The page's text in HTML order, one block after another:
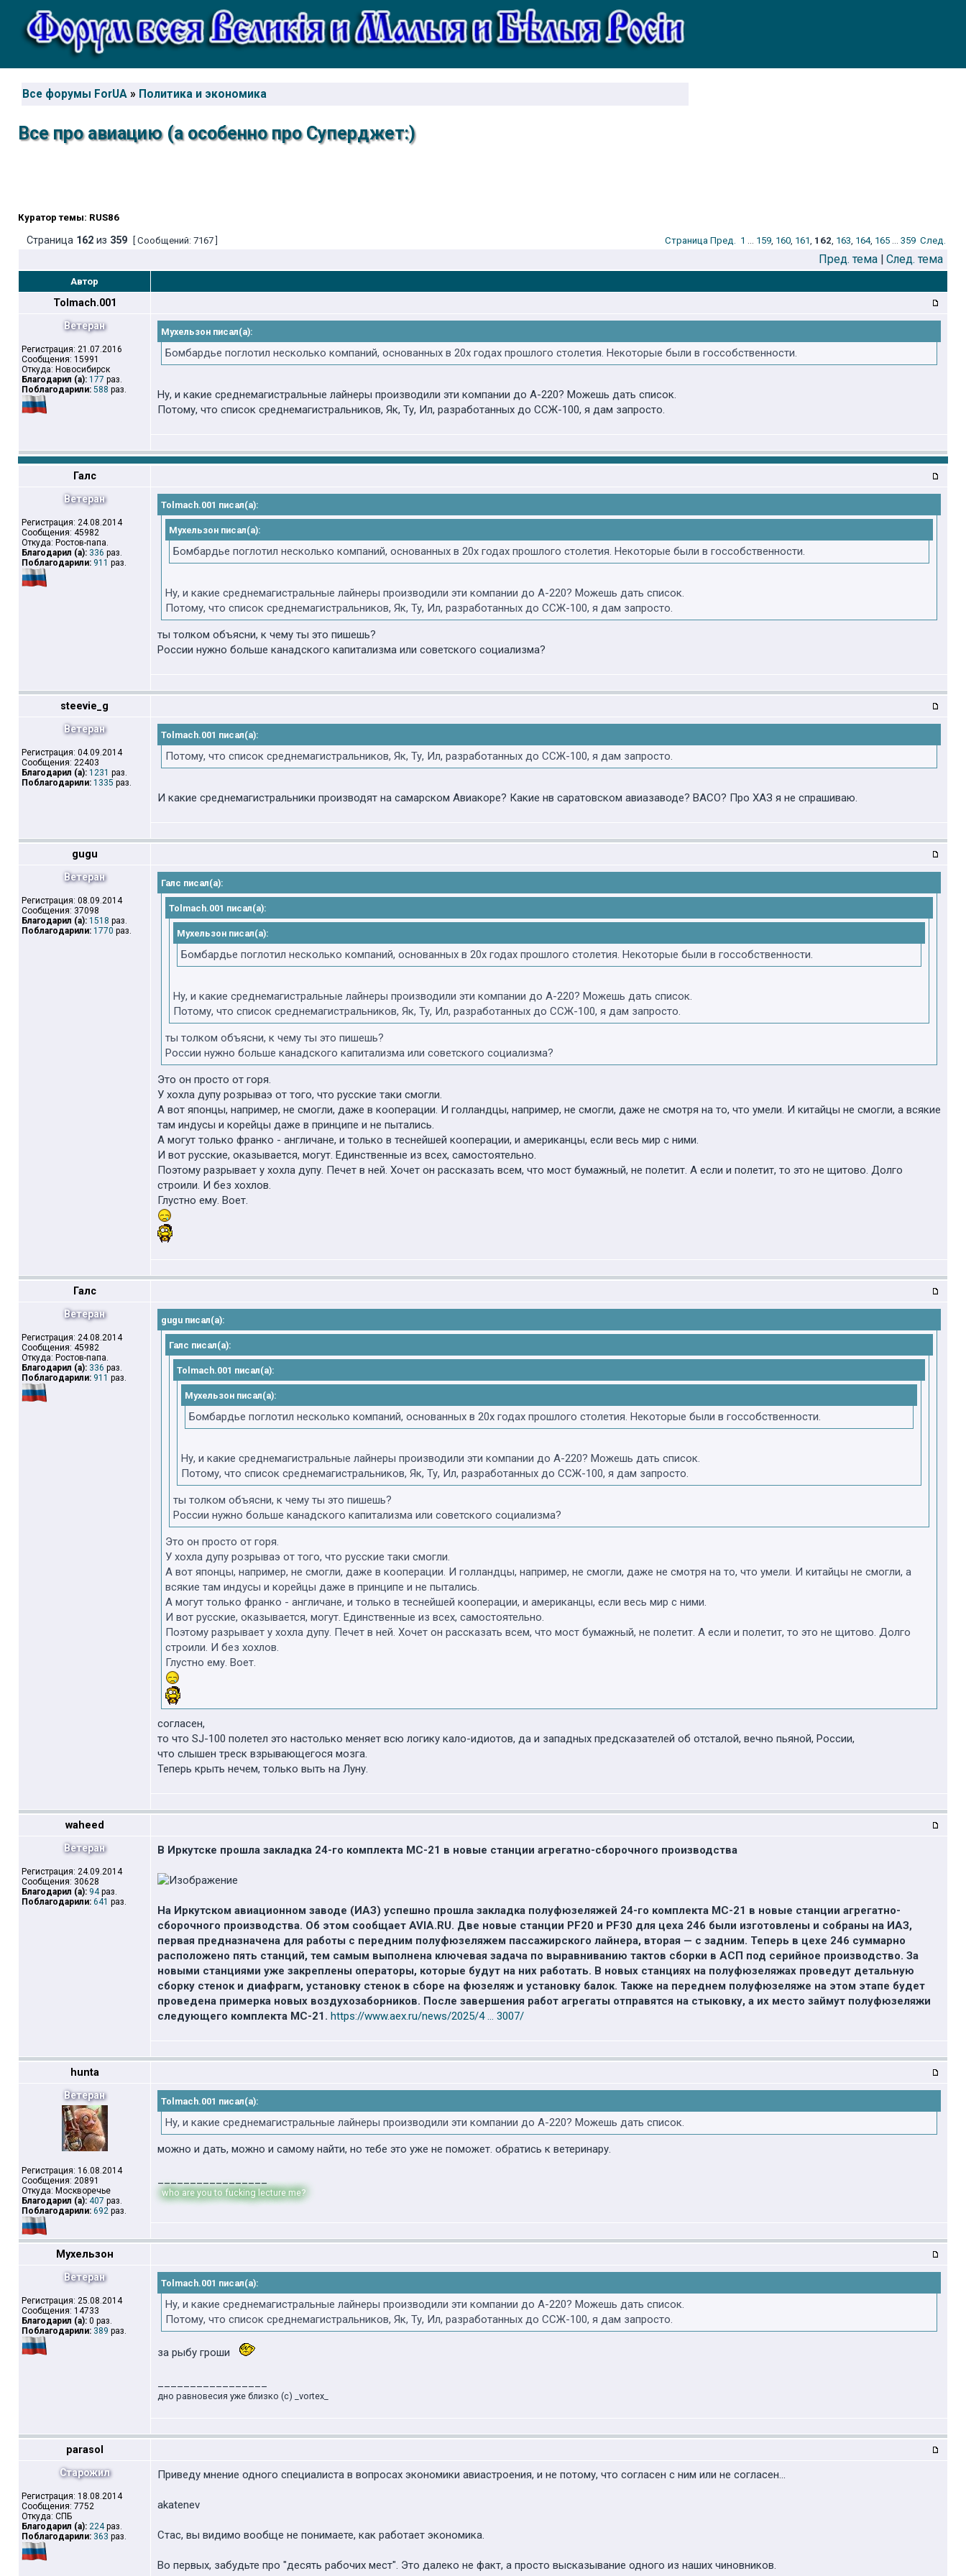
Все форумы ForUA » Политика и экономика
Все про авиацию (а особенно про Суперджет:)
Куратор темы: RUS86
Страница 162 из 359 [ Сообщений: 7167 ] Стрaница Пред. 1 ... 159, 160, 161, 162, 163, 164, 165 ... 359 След.
Пред. тема | След. тема
Автор
Tolmach.001
Ветеран
Регистрация: 21.07.2016
Сообщения: 15991
Откуда: Новосибирск
Благодарил (а): 177 раз.
Поблагодарили: 588 раз.
Мухельзон писал(а):
Бомбардье поглотил несколько компаний, основанных в 20х годах прошлого столетия. Некоторые были в госсобственности.
Ну, и какие среднемагистральные лайнеры производили эти компании до А-220? Можешь дать список.
Потому, что список среднемагистральников, Як, Ту, Ил, разработанных до ССЖ-100, я дам запросто.
Галс
Ветеран
Регистрация: 24.08.2014
Сообщения: 45982
Откуда: Ростов-папа.
Благодарил (а): 336 раз.
Поблагодарили: 911 раз.
Tolmach.001 писал(а):
Мухельзон писал(а):
Бомбардье поглотил несколько компаний, основанных в 20х годах прошлого столетия. Некоторые были в госсобственности.
Ну, и какие среднемагистральные лайнеры производили эти компании до А-220? Можешь дать список.
Потому, что список среднемагистральников, Як, Ту, Ил, разработанных до ССЖ-100, я дам запросто.
ты толком объясни, к чему ты это пишешь?
России нужно больше канадского капитализма или советского социализма?
steevie_g
Ветеран
Регистрация: 04.09.2014
Сообщения: 22403
Благодарил (а): 1231 раз.
Поблагодарили: 1335 раз.
Tolmach.001 писал(а):
Потому, что список среднемагистральников, Як, Ту, Ил, разработанных до ССЖ-100, я дам запросто.
И какие среднемагистральники производят на самарском Авиакоре? Какие нв саратовском авиазаводе? ВАСО? Про ХАЗ я не спрашиваю.
gugu
Ветеран
Регистрация: 08.09.2014
Сообщения: 37098
Благодарил (а): 1518 раз.
Поблагодарили: 1770 раз.
Галс писал(а):
Tolmach.001 писал(а):
Мухельзон писал(а):
Бомбардье поглотил несколько компаний, основанных в 20х годах прошлого столетия. Некоторые были в госсобственности.
Ну, и какие среднемагистральные лайнеры производили эти компании до А-220? Можешь дать список.
Потому, что список среднемагистральников, Як, Ту, Ил, разработанных до ССЖ-100, я дам запросто.
ты толком объясни, к чему ты это пишешь?
России нужно больше канадского капитализма или советского социализма?
Это он просто от горя.
У хохла дупу розрываэ от того, что русские таки смогли.
А вот японцы, например, не смогли, даже в кооперации. И голландцы, например, не смогли, даже не смотря на то, что умели. И китайцы не смогли, а всякие
там индусы и корейцы даже в принципе и не пытались.
А могут только франко - англичане, и только в теснейшей кооперации, и американцы, если весь мир с ними.
И вот русские, оказывается, могут. Единственные из всех, самостоятельно.
Поэтому разрывает у хохла дупу. Печет в ней. Хочет он рассказать всем, что мост бумажный, не полетит. А если и полетит, то это не щитово. Долго
строили. И без хохлов.
Глустно ему. Воет.
Галс
Ветеран
Регистрация: 24.08.2014
Сообщения: 45982
Откуда: Ростов-папа.
Благодарил (а): 336 раз.
Поблагодарили: 911 раз.
gugu писал(а):
Галс писал(а):
Tolmach.001 писал(а):
Мухельзон писал(а):
Бомбардье поглотил несколько компаний, основанных в 20х годах прошлого столетия. Некоторые были в госсобственности.
Ну, и какие среднемагистральные лайнеры производили эти компании до А-220? Можешь дать список.
Потому, что список среднемагистральников, Як, Ту, Ил, разработанных до ССЖ-100, я дам запросто.
ты толком объясни, к чему ты это пишешь?
России нужно больше канадского капитализма или советского социализма?
Это он просто от горя.
У хохла дупу розрываэ от того, что русские таки смогли.
А вот японцы, например, не смогли, даже в кооперации. И голландцы, например, не смогли, даже не смотря на то, что умели. И китайцы не смогли, а
всякие там индусы и корейцы даже в принципе и не пытались.
А могут только франко - англичане, и только в теснейшей кооперации, и американцы, если весь мир с ними.
И вот русские, оказывается, могут. Единственные из всех, самостоятельно.
Поэтому разрывает у хохла дупу. Печет в ней. Хочет он рассказать всем, что мост бумажный, не полетит. А если и полетит, то это не щитово. Долго
строили. И без хохлов.
Глустно ему. Воет.
согласен,
то что SJ-100 полетел это настолько меняет всю логику кало-идиотов, да и западных предсказателей об отсталой, вечно пьяной, России,
что слышен треск взрывающегося мозга.
Теперь крыть нечем, только выть на Луну.
waheed
Ветеран
Регистрация: 24.09.2014
Сообщения: 30628
Благодарил (а): 94раз.
Поблагодарили: 641 раз.
В Иркутске прошла закладка 24-го комплекта МС-21 в новые станции агрегатно-сборочного производства
На Иркутском авиационном заводе (ИАЗ) успешно прошла закладка полуфюзеляжей 24-го комплекта МС-21 в новые станции агрегатно-
сборочного производства. Об этом сообщает AVIA.RU. Две новые станции PF20 и PF30 для цеха 246 были изготовлены и собраны на ИАЗ,
первая предназначена для работы с передним полуфюзеляжем пассажирского лайнера, вторая — с задним. Теперь в цехе 246 суммарно
расположено пять станций, тем самым выполнена ключевая задача по выравниванию тактов сборки в АСП под серийное производство. За
новыми станциями уже закреплены операторы, которые будут на них работать. В новых станциях на полуфюзеляжах проведут детальную
сборку стенок и диафрагм, установку стенок в сборе на фюзеляж и установку балок. Также на переднем полуфюзеляже на этом этапе будет
проведена примерка новых воздухозаборников. После завершения работ агрегаты отправятся на стыковку, а их место займут полуфюзеляжи
следующего комплекта МС-21. https://www.aex.ru/news/2025/4 ... 3007/
hunta
Ветеран
Регистрация: 16.08.2014
Сообщения: 20891
Откуда: Москворечье
Благодарил (а): 407 раз.
Поблагодарили: 692 раз.
Tolmach.001 писал(а):
Ну, и какие среднемагистральные лайнеры производили эти компании до А-220? Можешь дать список.
можно и дать, можно и самому найти, но тебе это уже не поможет. обратись к ветеринару.
who are you to fucking lecture me?
Мухельзон
Ветеран
Регистрация: 25.08.2014
Сообщения: 14733
Благодарил (а): 0 раз.
Поблагодарили: 389 раз.
Tolmach.001 писал(а):
Ну, и какие среднемагистральные лайнеры производили эти компании до А-220? Можешь дать список.
Потому, что список среднемагистральников, Як, Ту, Ил, разработанных до ССЖ-100, я дам запросто.
за рыбу гроши
дно равновесия уже близко (с) _vortex_
parasol
Старожил
Регистрация: 18.08.2014
Сообщения: 7752
Откуда: СПБ
Благодарил (а): 224раз.
Поблагодарили: 363 раз.
Приведу мнение одного специалиста в вопросах экономики авиастроения, и не потому, что согласен с ним или не согласен...
akatenev
Стас, вы видимо вообще не понимаете, как работает экономика.
Во первых, забудьте про "десять рабочих мест". Это далеко не факт, а просто высказывание одного из наших чиновников.